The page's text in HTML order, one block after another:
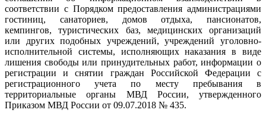
соответствии с Порядком предоставления администрациями
гостиниц, санаториев, домов отдыха, пансионатов,
кемпингов, туристических баз, медицинских организаций
или других подобных учреждений, учреждений уголовно-
исполнительной системы, исполняющих наказания в виде
лишения свободы или принудительных работ, информации о
регистрации и снятии граждан Российской Федерации с
регистрационного учета по месту пребывания в
территориальные органы МВД России, утвержденного
Приказом МВД России от 09.07.2018 № 435.